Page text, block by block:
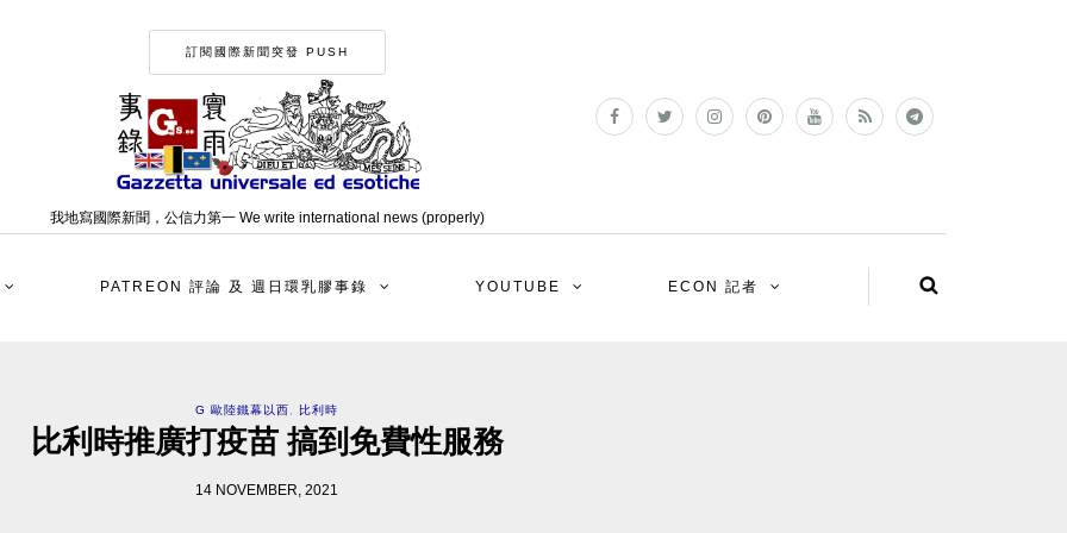
訂閱國際新聞突發 PUSH
我地寫國際新聞，公信力第一 We write international news (properly)
PATREON 評論 及 週日環乳膠事錄 YOUTUBE ECON 記者
G 歐陸鐵幕以西 比利時
比利時推廣打疫苗 搞到免費性服務
14 NOVEMBER, 2021